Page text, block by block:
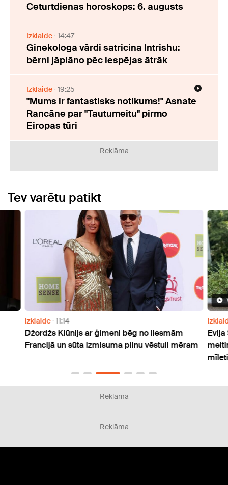
Ceturtdienas horoskops: 6. augusts
Izklaide 14:47
Ginekologa vārdi satricina Intrishu:
bērni jāplāno pēc iespējas ātrāk
Izklaide 19:25
"Mums ir fantastisks notikums!" Asnate
Rancāne par "Tautumeitu" pirmo
Eiropas tūri
Reklāma
Tev varētu patikt
Izklaide 11:14
Džordžs Klūnijs ar ģimeni bēg no liesmām
Francijā un sūta izmisuma pilnu vēstuli mēram
Evija
Reklāma
Reklāma